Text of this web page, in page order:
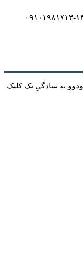
به سادگیِ یک کلیک